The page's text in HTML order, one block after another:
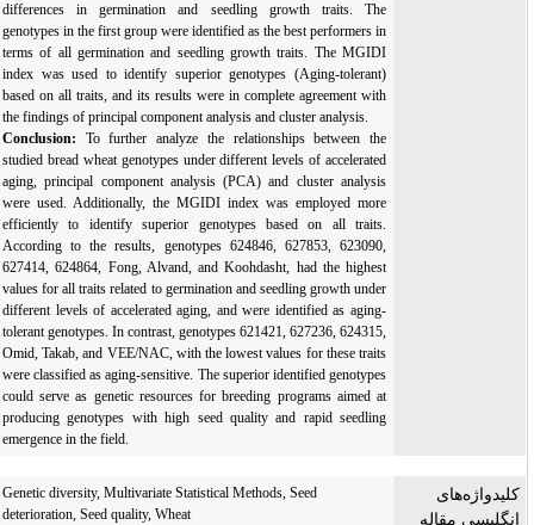
differences in germination and seedling growth traits. The
genotypes in the first group were identified as the best performers in
terms of all germination and seedling growth traits. The MGIDI
index was used to identify superior genotypes (Aging-tolerant)
based on all traits, and its results were in complete agreement with
the findings of principal component analysis and cluster analysis.
Conclusion:To further analyze the relationships between the
studied bread wheat genotypes under different levels of accelerated
aging, principal component analysis (PCA) and cluster analysis
were used. Additionally, the MGIDI index was employed more
efficiently to identify superior genotypes based on all traits.
According to the results, genotypes 624846, 627853, 623090,
627414, 624864, Fong, Alvand, and Koohdasht, had the highest
values for all traits related to germination and seedling growth under
different levels of accelerated aging, and were identified as aging-
tolerant genotypes. In contrast, genotypes 621421, 627236, 624315,
Omid, Takab, and VEE/NAC, with the lowest values for these traits
were classified as aging-sensitive. The superior identified genotypes
could serve as genetic resources for breeding programs aimed at
producing genotypes with high seed quality and rapid seedling
emergence in the field.
کلیدواژه‌های
انگلیسی مقاله
Genetic diversity, Multivariate Statistical Methods, Seed
deterioration, Seed quality, Wheat